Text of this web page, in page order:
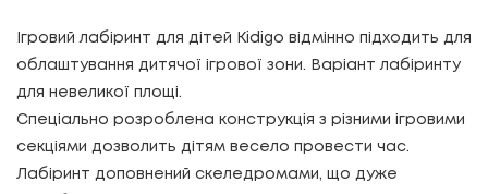
Ігровий лабіринт для дітей Kidigo відмінно підходить для
облаштування дитячої ігрової зони. Варіант лабіринту
для невеликої площі.
Спеціально розроблена конструкція з різними ігровими
секціями дозволить дітям весело провести час.
Лабіринт доповнений скеледромами, що дуже